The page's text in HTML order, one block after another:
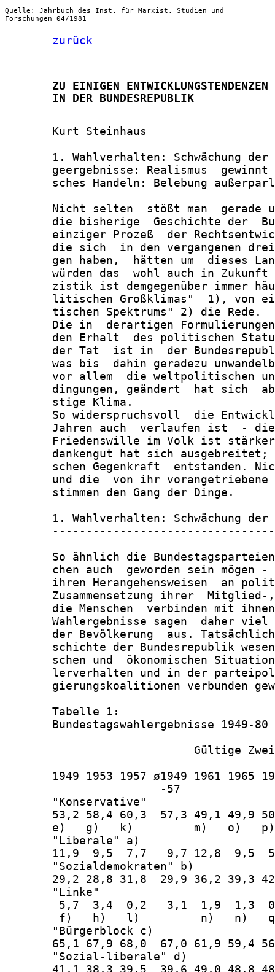
Quelle: Jahrbuch des Inst. für Marxist. Studien und
Forschungen 04/1981
zurück
ZU EINIGEN ENTWICKLUNGSTENDENZEN
       IN DER BUNDESREPUBLIK